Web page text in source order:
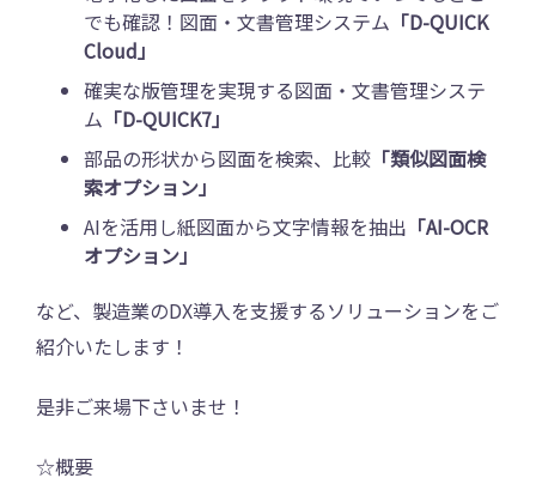
でも確認！図面・文書管理システム 「D-QUICK
Cloud」
確実な版管理を実現する図面・文書管理システ
ム 「D-QUICK7」
部品の形状から図面を検索、比較 「類似図面検
索オプション」
AIを活用し紙図面から文字情報を抽出 「AI-OCR
オプション」
など、製造業のDX導入を支援するソリューションをご
紹介いたします！
是非ご来場下さいませ！
☆概要